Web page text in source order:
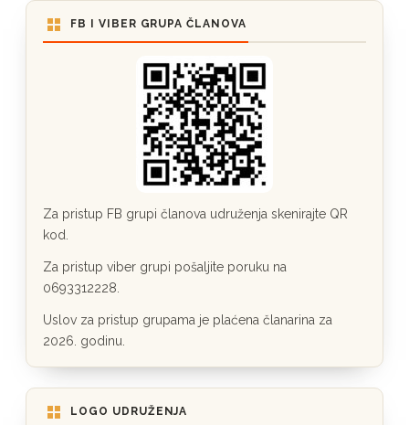
FB I VIBER GRUPA ČLANOVA
Za pristup FB grupi članova udruženja skenirajte QR
kod.
Za pristup viber grupi pošaljite poruku na
0693312228.
Uslov za pristup grupama je plaćena članarina za
2026. godinu.
LOGO UDRUŽENJA